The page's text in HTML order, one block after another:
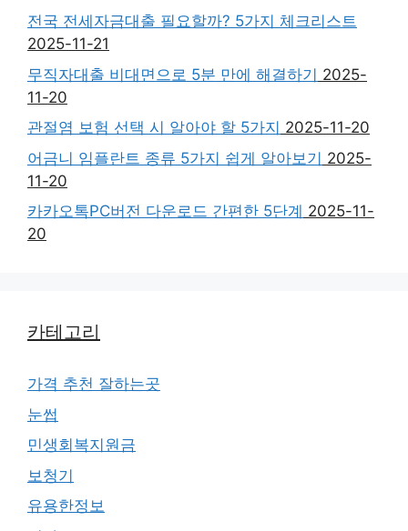
전국 전세자금대출 필요할까? 5가지 체크리스트
2025-11-21
무직자대출 비대면으로 5분 만에 해결하기 2025-
11-20
관절염 보험 선택 시 알아야 할 5가지 2025-11-20
어금니 임플란트 종류 5가지 쉽게 알아보기 2025-
11-20
카카오톡PC버전 다운로드 간편한 5단계 2025-11-
20
카테고리
가격 추천 잘하는곳
눈썹
민생회복지원금
보청기
유용한정보